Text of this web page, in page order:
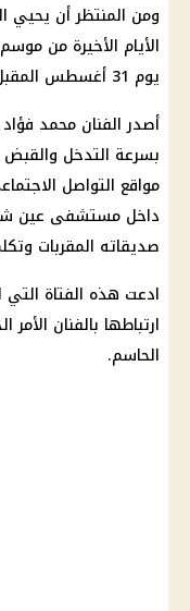
ومن المنتظر أن يحيي
الأيام الأخيرة من
يوم 31 أغسطس المقبل.
أصدر الفنان محمد
بسرعة التدخل والقبض
مواقع التواصل
داخل مستشفى عين
صديقاته المقربات
ادعت هذه الفتاة
ارتباطها بالفنان
الحاسم.